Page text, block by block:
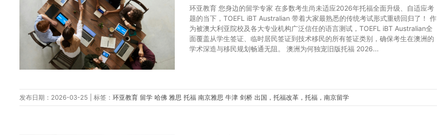
环亚教育 您身边的留学专家 在多数考生尚未适应2026年托福全面升级、自适应考
题的当下，TOEFL iBT Australian 带着大家最熟悉的传统考试形式重磅回归了！ 作
为被澳大利亚院校及各大专业机构广泛信任的语言测试，TOEFL iBT Australian全
面覆盖从学生签证、临时居民签证到技术移民的所有签证类别，确保考生在澳洲的
学术深造与移民规划畅通无阻。 澳洲为何独宠旧版托福 2026...
发布日期：2026-03-25 | 标签：环亚教育 留学哈佛 雅思托福南京雅思牛津剑桥出国，托福改革，托福，南京留学